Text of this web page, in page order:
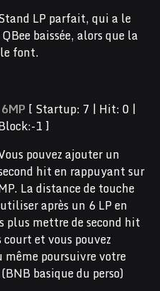
LP parfait, qui a le
baissée, alors que la
font.
6MP [ Startup: 7 | Hit: 0 |
1 ]
pouvez ajouter un
hit en rappuyant sur
La distance de touche
après un 6 LP en
plus mettre de second hit
et vous pouvez
même poursuivre votre
basique du perso)